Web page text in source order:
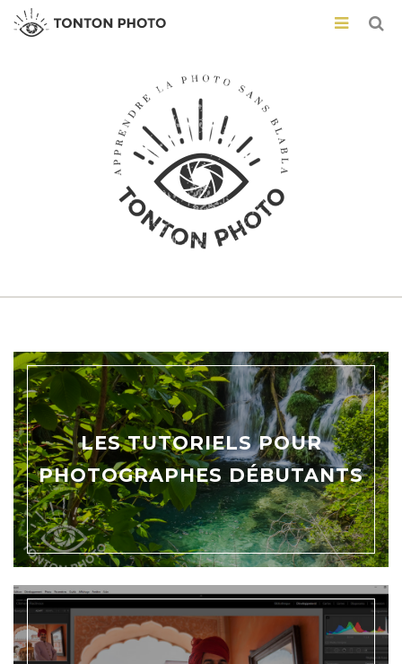
LES TUTORIELS POUR
PHOTOGRAPHES DÉBUTANTS